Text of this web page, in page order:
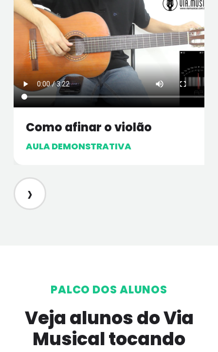
Como afinar o violão
AULA DEMONSTRATIVA
›
PALCO DOS ALUNOS
Veja alunos do Via
Musical tocando